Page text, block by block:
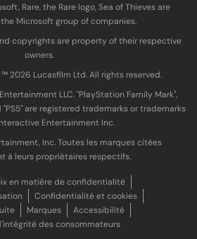
Rare, the Rare logo, Sea of Thieves are
Microsoft group of companies.
copyrights are property of their respective
owners.
™ 20‍26 Lucasfilm Ltd. All rights reserved.
LLC. "PlayStation Family Mark",
"PS5" are registered trademarks or trademarks
Entertainment Inc.
Inc. Toutes les marques citées
à leurs propriétaires respectifs.
en matière de confidentialité
Confidentialité et cookies
Marques
Accessibilité
des consommateurs